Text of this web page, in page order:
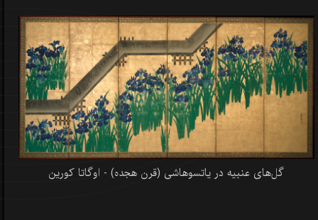
گل‌های عنبیه در یاتسوهاشی (قرن هجده) - اوگاتا کورین